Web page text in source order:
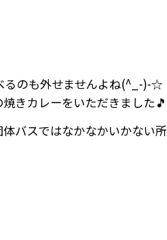
るのも外せませんよね(^_-)-☆
きカレーをいただきました🎵
バスではなかなかいかない所